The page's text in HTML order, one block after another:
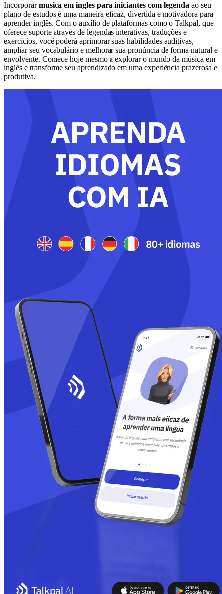
Incorporarmusica em ingles para iniciantes com legenda ao seu
plano de estudos é uma maneira eficaz, divertida e motivadora para
aprender inglês. Com o auxílio de plataformas como o Talkpal, que
oferece suporte através de legendas interativas, traduções e
exercícios, você poderá aprimorar suas habilidades auditivas,
ampliar seu vocabulário e melhorar sua pronúncia de forma natural e
envolvente. Comece hoje mesmo a explorar o mundo da música em
inglês e transforme seu aprendizado em uma experiência prazerosa e
produtiva.